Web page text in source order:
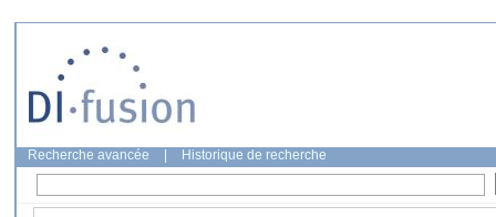
Recherche avancée Historique de recherche